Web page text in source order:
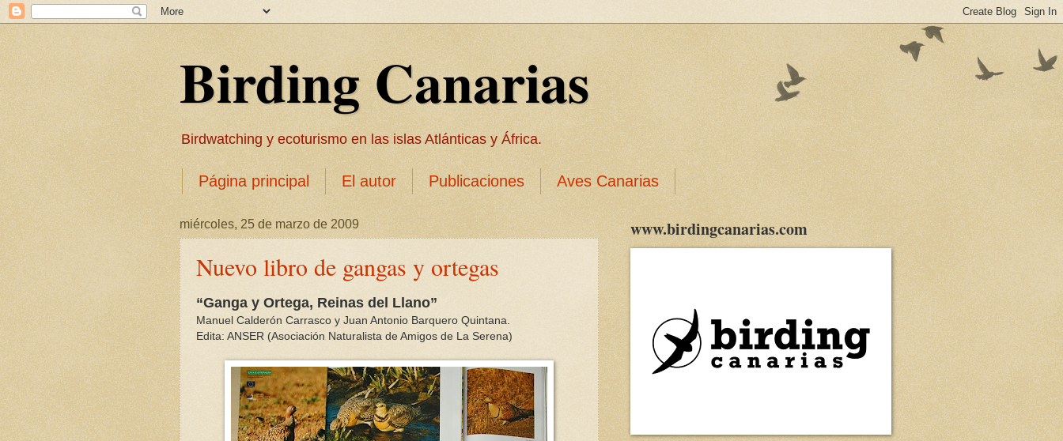
Birding Canarias
Birdwatching y ecoturismo en las islas Atlánticas y África.
Página principal El autor Publicaciones Aves Canarias
miércoles, 25 de marzo de 2009
Nuevo libro de gangas y ortegas
“Ganga y Ortega, Reinas del Llano”
Manuel Calderón Carrasco y Juan Antonio Barquero Quintana.
Edita: ANSER (Asociación Naturalista de Amigos de La Serena)
www.birdingcanarias.com